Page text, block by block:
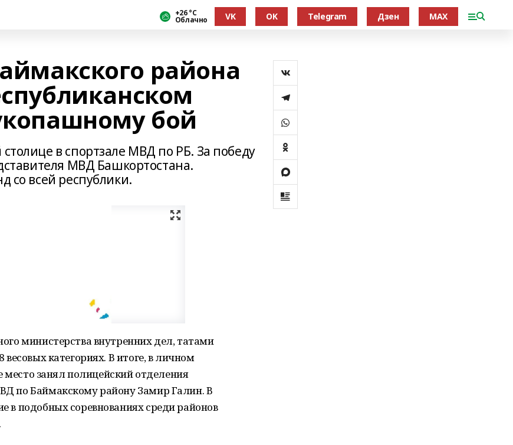
+26 °С
Облачно VK OK Telegram Дзен MAX
района
бой
в спортзале МВД по РБ. За победу
МВД Башкортостана.
со всей республики.
министерства внутренних дел, татами
категориях. В итоге, в личном
место занял полицейский отделения
по Баймакскому району Замир Галин. В
в подобных соревнованиях среди районов